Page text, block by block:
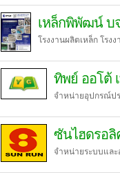
เหล็กพิพัฒน์ บ
โรงงานผลิตเหล็ก โร
ทิพย์ ออโต้
จำหน่ายอุปกรณ์ป
ซันไฮดรอลิ
จำหน่ายระบบแล